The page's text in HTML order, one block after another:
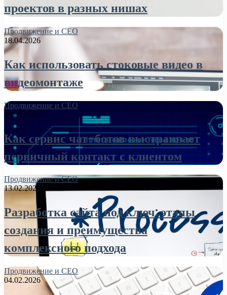
проектов в разных нишах
Продвижение и СЕО
18.04.2026
Как использовать стоковые видео в
видеомонтаже
Продвижение и СЕО
09.03.2026
Как сервис чат-ботов выстраивает
первичный контакт с клиентом
Продвижение и СЕО
13.02.2026
Разработка сайта под ключ: этапы
создания и преимущества
комплексного подхода
Продвижение и СЕО
04.02.2026